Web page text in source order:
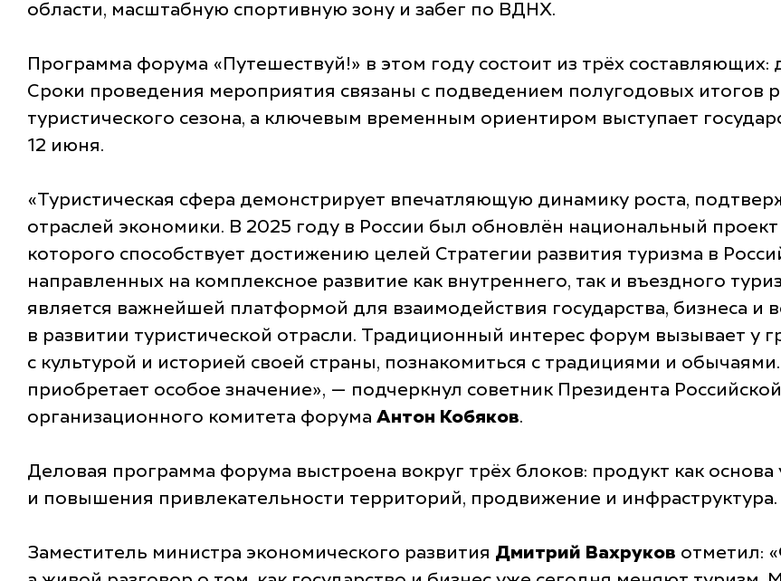
области, масштабную спортивную зону и забег по ВДНХ.
Программа форума «Путешествуй!» в этом году состоит из трёх составляющих:
Сроки проведения мероприятия связаны с подведением полугодовых итогов
туристического сезона, а ключевым временным ориентиром выступает
12 июня.
«Туристическая сфера демонстрирует впечатляющую динамику роста,
отраслей экономики. В 2025 году в России был обновлён национальный проект
которого способствует достижению целей Стратегии развития туризма в
направленных на комплексное развитие как внутреннего, так и въездного
является важнейшей платформой для взаимодействия государства, бизнеса и
в развитии туристической отрасли. Традиционный интерес форум вызывает у
с культурой и историей своей страны, познакомиться с традициями и
приобретает особое значение», — подчеркнул советник Президента
организационного комитета форума Антон Кобяков.
Деловая программа форума выстроена вокруг трёх блоков: продукт как основа
и повышения привлекательности территорий, продвижение и инфраструктура.
Заместитель министра экономического развития Дмитрий Вахруков отметил: